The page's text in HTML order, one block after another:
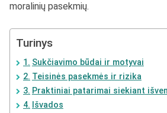
moralinių pasekmių.
Turinys
Sukčiavimo būdai ir motyvai
Teisinės pasekmės ir rizika
Praktiniai patarimai siekiant
Išvados